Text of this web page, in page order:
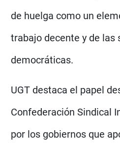
de huelga como un
trabajo decente y de las
democráticas.
UGT destaca el papel
Confederación Sindical
por los gobiernos que